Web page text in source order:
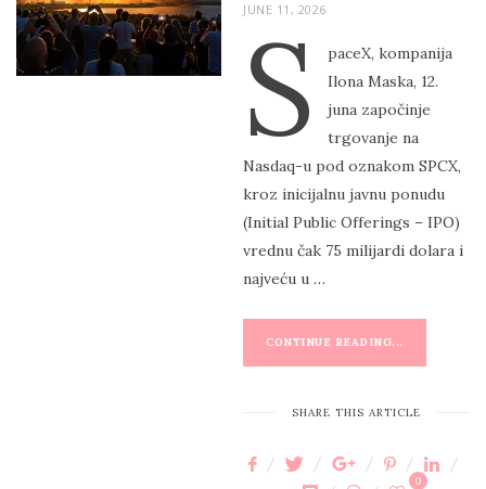
P
JUNE 11, 2026
S
paceX, kompanija
Ilona Maska, 12.
juna započinje
trgovanje na
Nasdaq-u pod oznakom SPCX,
kroz inicijalnu javnu ponudu
(Initial Public Offerings – IPO)
vrednu čak 75 milijardi dolara i
najveću u …
CONTINUE READING...
SHARE THIS ARTICLE
0